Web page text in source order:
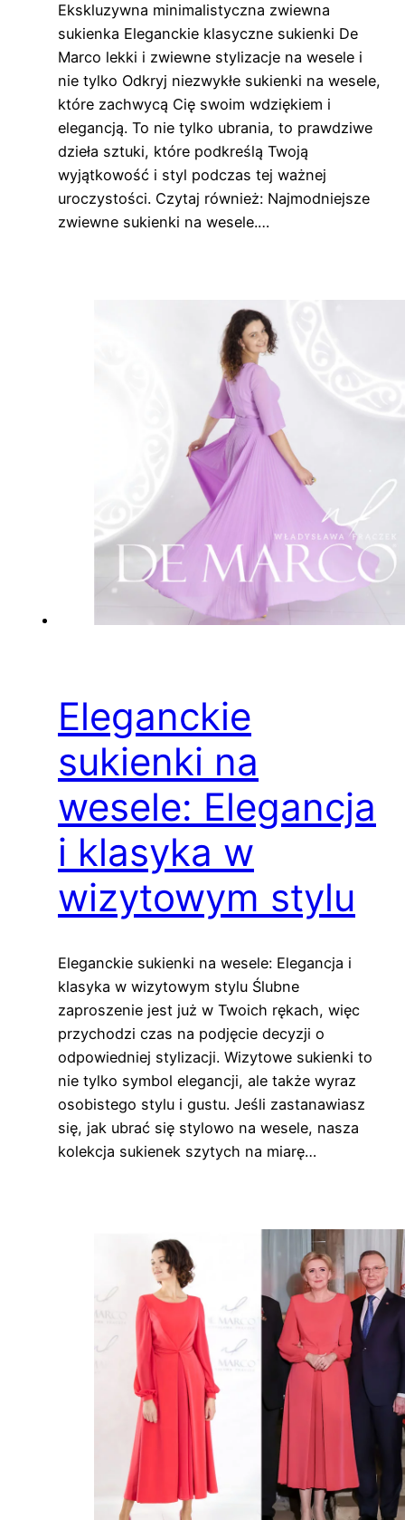
Ekskluzywna minimalistyczna zwiewna
sukienka Eleganckie klasyczne sukienki De
Marco lekki i zwiewne stylizacje na wesele i
nie tylko Odkryj niezwykłe sukienki na wesele,
które zachwycą Cię swoim wdziękiem i
elegancją. To nie tylko ubrania, to prawdziwe
dzieła sztuki, które podkreślą Twoją
wyjątkowość i styl podczas tej ważnej
uroczystości. Czytaj również: Najmodniejsze
zwiewne sukienki na wesele.…
Eleganckie
sukienki na
wesele: Elegancja
i klasyka w
wizytowym stylu
Eleganckie sukienki na wesele: Elegancja i
klasyka w wizytowym stylu Ślubne
zaproszenie jest już w Twoich rękach, więc
przychodzi czas na podjęcie decyzji o
odpowiedniej stylizacji. Wizytowe sukienki to
nie tylko symbol elegancji, ale także wyraz
osobistego stylu i gustu. Jeśli zastanawiasz
się, jak ubrać się stylowo na wesele, nasza
kolekcja sukienek szytych na miarę…